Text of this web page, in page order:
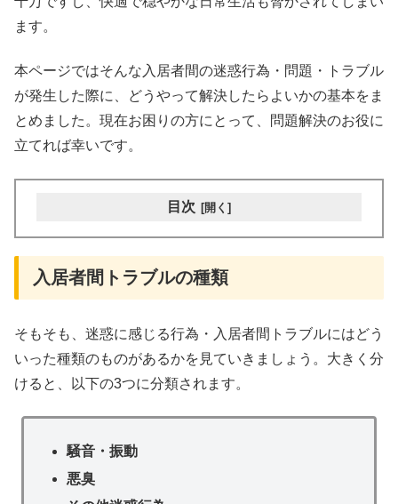
ます。
本ページではそんな入居者間の迷惑行為・問題・トラブル
が発生した際に、どうやって解決したらよいかの基本をま
とめました。現在お困りの方にとって、問題解決のお役に
立てれば幸いです。
目次
入居者間トラブルの種類
そもそも、迷惑に感じる行為・入居者間トラブルにはどう
いった種類のものがあるかを見ていきましょう。大きく分
けると、以下の3つに分類されます。
騒音・振動
悪臭